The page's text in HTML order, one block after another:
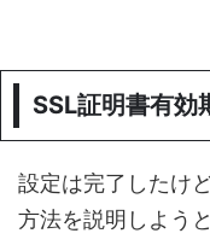
SSL証明書有効
設定は完了したけ
方法を説明しようと